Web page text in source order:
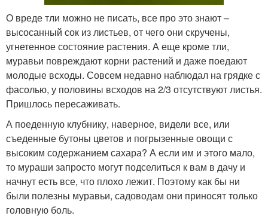
О вреде тли можно не писать, все про это знают –
высосанный сок из листьев, от чего они скручены,
угнетенное состояние растения. А еще кроме тли,
муравьи повреждают корни растений и даже поедают
молодые всходы. Совсем недавно наблюдал на грядке с
фасолью, у половины всходов на 2/3 отсутствуют листья.
Пришлось пересаживать.
А поеденную клубнику, наверное, видели все, или
съеденные бутоны цветов и погрызенные овощи с
высоким содержанием сахара? А если им и этого мало,
то мураши запросто могут подселиться к вам в дачу и
начнут есть все, что плохо лежит. Поэтому как бы ни
были полезны муравьи, садоводам они приносят только
головную боль.